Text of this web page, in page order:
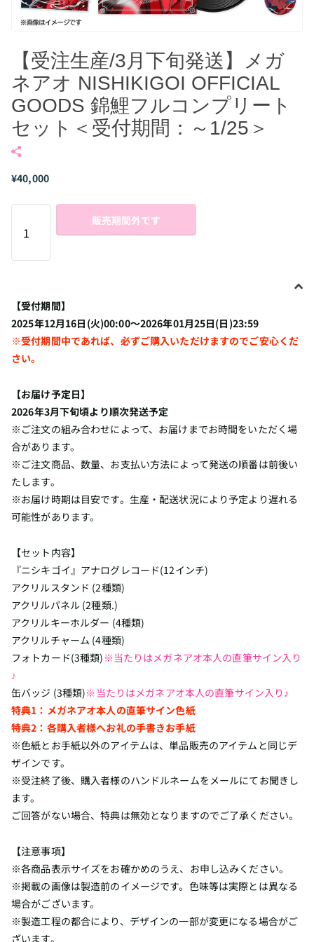
【受注生産/3月下旬発送】メガ
ネアオ NISHIKIGOI OFFICIAL
GOODS 錦鯉フルコンプリート
セット＜受付期間：～1/25＞
¥40,000
販売期間外です
【受付期間】
2025年12月16日(火)00:00～2026年01月25日(日)23:59
※受付期間中であれば、必ずご購入いただけますのでご安心くだ
さい。
【お届け予定日】
2026年3月下旬頃より順次発送予定
※ご注文の組み合わせによって、お届けまでお時間をいただく場
合があります。
※ご注文商品、数量、お支払い方法によって発送の順番は前後い
たします。
※お届け時期は目安です。生産・配送状況により予定より遅れる
可能性があります。
【セット内容】
『ニシキゴイ』アナログレコード(12インチ)
アクリルスタンド (2種類)
アクリルパネル (2種類.)
アクリルキーホルダー (4種類)
アクリルチャーム (4種類)
フォトカード(3種類) ※当たりはメガネアオ本人の直筆サイン入り
♪
缶バッジ (3種類)※当たりはメガネアオ本人の直筆サイン入り♪
特典1：メガネアオ本人の直筆サイン色紙
特典2：各購入者様へお礼の手書きお手紙
※色紙とお手紙以外のアイテムは、単品販売のアイテムと同じデ
ザインです。
※受注終了後、購入者様のハンドルネームをメールにてお聞きし
ます。
ご回答がない場合、特典は無効となりますのでご了承ください。
【注意事項】
※各商品表示サイズをお確かめのうえ、お申し込みください。
※掲載の画像は製造前のイメージです。色味等は実際とは異なる
場合がございます。
※製造工程の都合により、デザインの一部が変更になる場合がご
ざいます。